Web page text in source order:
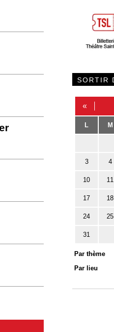
SORTIR
«
L M
3 4
10 11
17 18
24 25
31
Par thème
Par lieu